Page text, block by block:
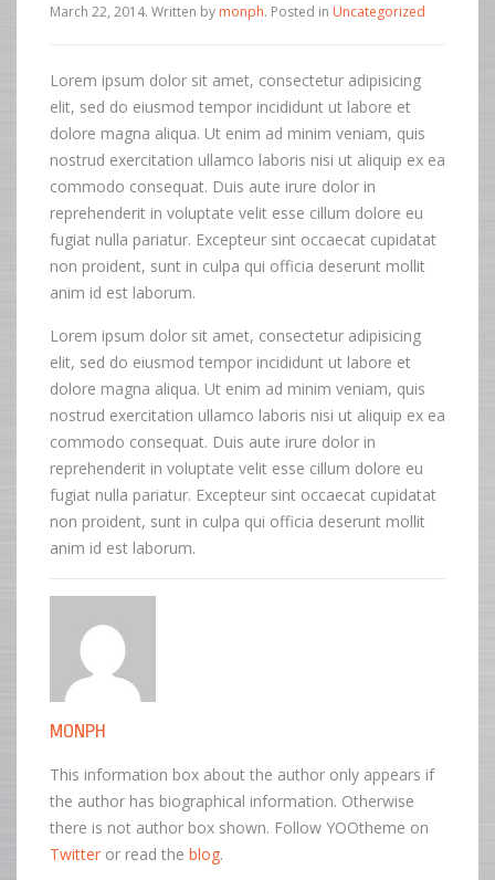
March 22, 2014. Written by monph. Posted in Uncategorized
Lorem ipsum dolor sit amet, consectetur adipisicing
elit, sed do eiusmod tempor incididunt ut labore et
dolore magna aliqua. Ut enim ad minim veniam, quis
nostrud exercitation ullamco laboris nisi ut aliquip ex ea
commodo consequat. Duis aute irure dolor in
reprehenderit in voluptate velit esse cillum dolore eu
fugiat nulla pariatur. Excepteur sint occaecat cupidatat
non proident, sunt in culpa qui officia deserunt mollit
anim id est laborum.
Lorem ipsum dolor sit amet, consectetur adipisicing
elit, sed do eiusmod tempor incididunt ut labore et
dolore magna aliqua. Ut enim ad minim veniam, quis
nostrud exercitation ullamco laboris nisi ut aliquip ex ea
commodo consequat. Duis aute irure dolor in
reprehenderit in voluptate velit esse cillum dolore eu
fugiat nulla pariatur. Excepteur sint occaecat cupidatat
non proident, sunt in culpa qui officia deserunt mollit
anim id est laborum.
MONPH
This information box about the author only appears if
the author has biographical information. Otherwise
there is not author box shown. Follow YOOtheme on
Twitter or read the blog.